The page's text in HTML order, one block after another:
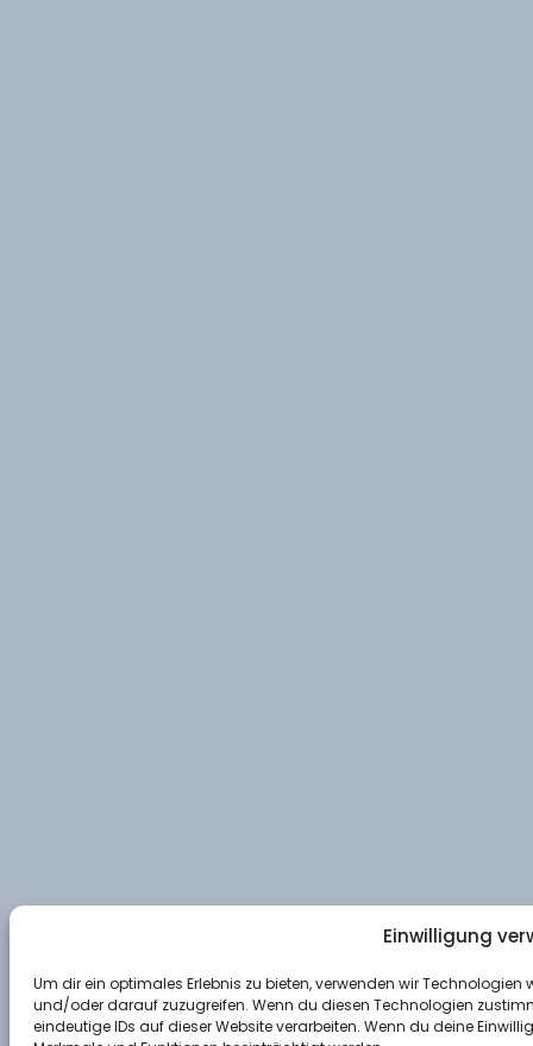
Einwilligung
Um dir ein optimales Erlebnis zu bieten, verwenden wir
und/oder darauf zuzugreifen. Wenn du diesen Technologien
eindeutige IDs auf dieser Website verarbeiten. Wenn du deine